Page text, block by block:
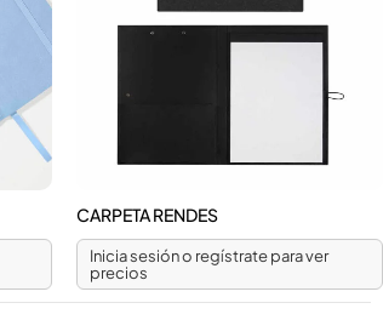
CARPETA RENDES
Inicia sesión o regístrate para ver
precios